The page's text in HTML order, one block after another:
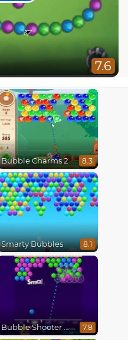
7.6
Bubble Charms 2 8.3
Smarty Bubbles 8.1
Bubble Shooter Pro 2 7.8